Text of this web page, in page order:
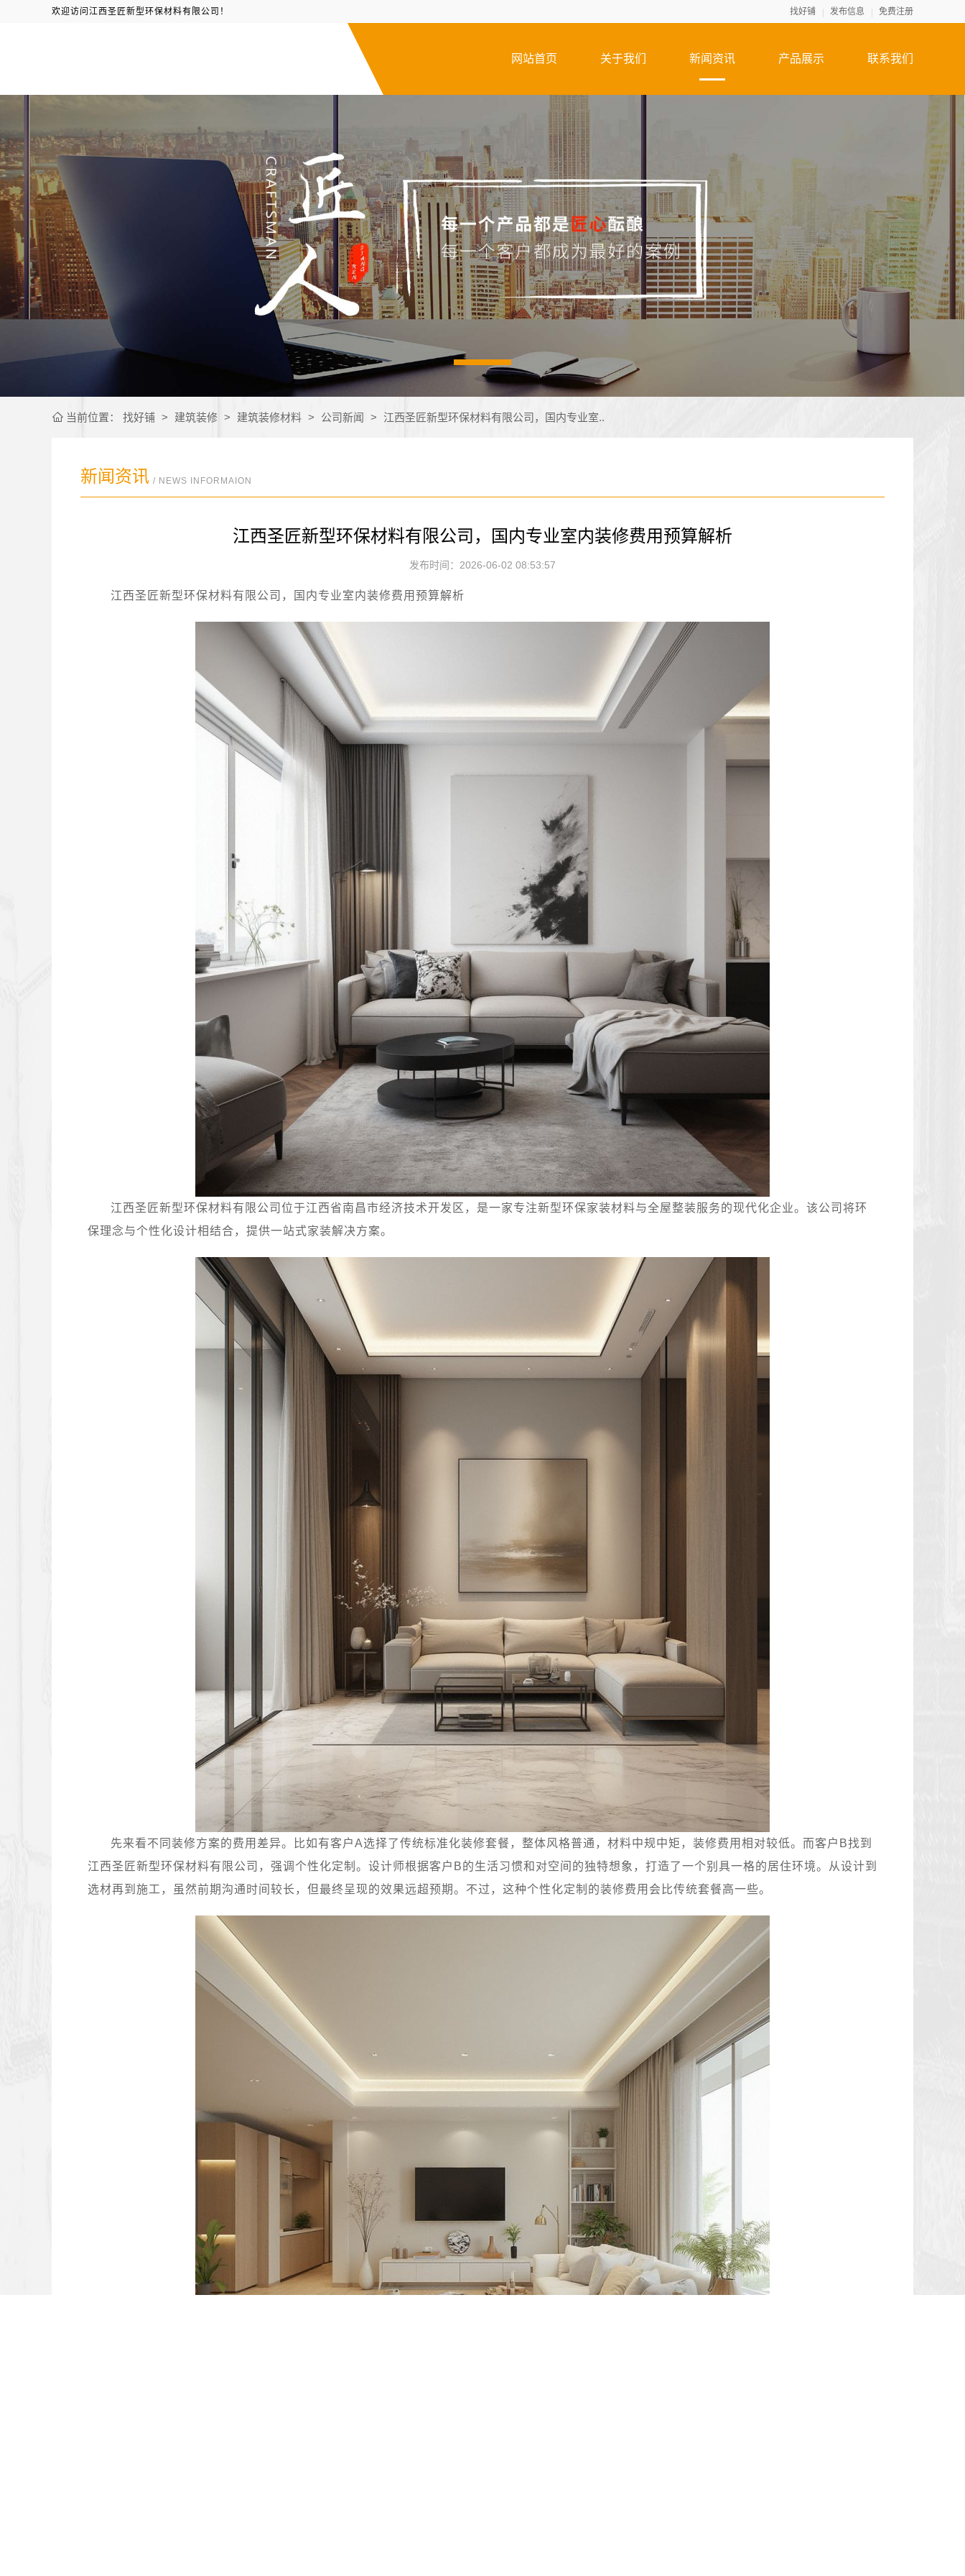
欢迎访问江西圣匠新型环保材料有限公司！ 找好铺 发布信息 免费注册
网站首页 关于我们 新闻资讯 产品展示 联系我们
当前位置： 找好铺 > 建筑装修 > 建筑装修材料 > 公司新闻 > 江西圣匠新型环保材料有限公司，国内专业室..
新闻资讯 / NEWS INFORMAION
江西圣匠新型环保材料有限公司，国内专业室内装修费用预算解析
发布时间：2026-06-02 08:53:57
江西圣匠新型环保材料有限公司，国内专业室内装修费用预算解析
江西圣匠新型环保材料有限公司位于江西省南昌市经济技术开发区，是一家专注新型环保家装材料与全屋整装服务的现代化企业。该公司将环
保理念与个性化设计相结合，提供一站式家装解决方案。
先来看不同装修方案的费用差异。比如有客户A选择了传统标准化装修套餐，整体风格普通，材料中规中矩，装修费用相对较低。而客户B找到
江西圣匠新型环保材料有限公司，强调个性化定制。设计师根据客户B的生活习惯和对空间的独特想象，打造了一个别具一格的居住环境。从设计到
选材再到施工，虽然前期沟通时间较长，但最终呈现的效果远超预期。不过，这种个性化定制的装修费用会比传统套餐高一些。